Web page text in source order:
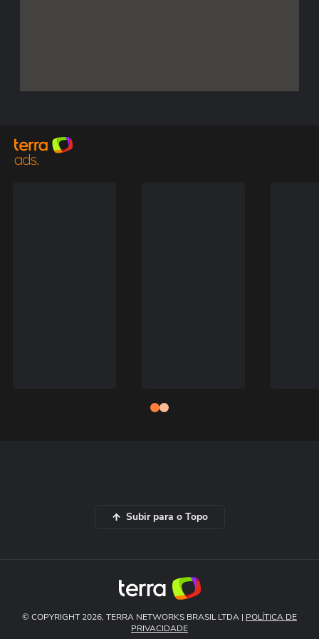
Subir para o Topo
© COPYRIGHT 2026, TERRA NETWORKS BRASIL LTDA | POLÍTICA DE
PRIVACIDADE